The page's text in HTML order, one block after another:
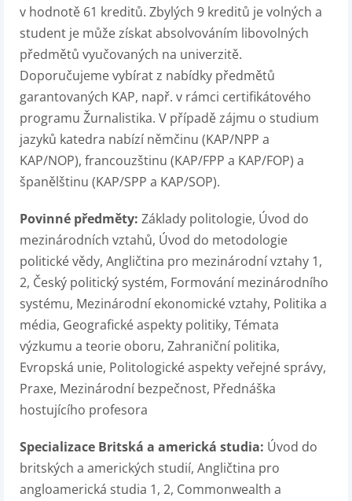
v hodnotě 61 kreditů. Zbylých 9 kreditů je volných a
student je může získat absolvováním libovolných
předmětů vyučovaných na univerzitě.
Doporučujeme vybírat z nabídky předmětů
garantovaných KAP, např. v rámci certifikátového
programu Žurnalistika. V případě zájmu o studium
jazyků katedra nabízí němčinu (KAP/NPP a
KAP/NOP), francouzštinu (KAP/FPP a KAP/FOP) a
španělštinu (KAP/SPP a KAP/SOP).
Povinné předměty: Základy politologie, Úvod do
mezinárodních vztahů, Úvod do metodologie
politické vědy, Angličtina pro mezinárodní vztahy 1,
2, Český politický systém, Formování mezinárodního
systému, Mezinárodní ekonomické vztahy, Politika a
média, Geografické aspekty politiky, Témata
výzkumu a teorie oboru, Zahraniční politika,
Evropská unie, Politologické aspekty veřejné správy,
Praxe, Mezinárodní bezpečnost, Přednáška
hostujícího profesora
Specializace Britská a americká studia: Úvod do
britských a amerických studií, Angličtina pro
angloamerická studia 1, 2, Commonwealth a